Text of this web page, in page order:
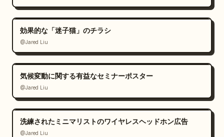
効果的な「迷子猫」のチラシ
@Jared Liu
気候変動に関する有益なセミナーポスター
@Jared Liu
洗練されたミニマリストのワイヤレスヘッドホン広告
@Jared Liu